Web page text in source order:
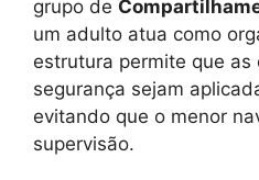
grupo de
um adulto atua como
estrutura permite que as
segurança sejam
evitando que o menor
supervisão.